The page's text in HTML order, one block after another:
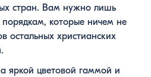
стран. Вам нужно лишь
порядкам, которые ничем не
остальных христианских
яркой цветовой гаммой и